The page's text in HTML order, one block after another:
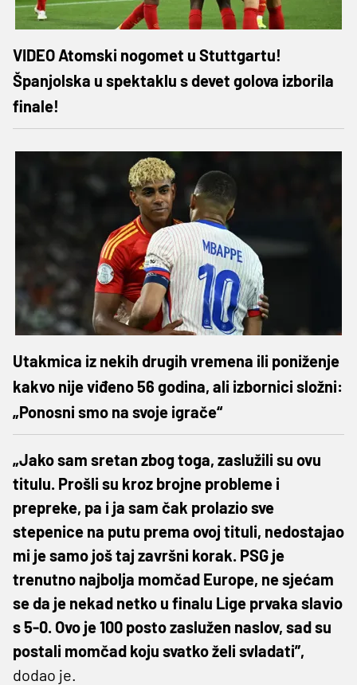
VIDEO Atomski nogomet u Stuttgartu!
Španjolska u spektaklu s devet golova izborila
finale!
Utakmica iz nekih drugih vremena ili poniženje
kakvo nije viđeno 56 godina, ali izbornici složni:
„Ponosni smo na svoje igrače“
„Jako sam sretan zbog toga, zaslužili su ovu
titulu. Prošli su kroz brojne probleme i
prepreke, pa i ja sam čak prolazio sve
stepenice na putu prema ovoj tituli, nedostajao
mi je samo još taj završni korak. PSG je
trenutno najbolja momčad Europe, ne sjećam
se da je nekad netko u finalu Lige prvaka slavio
s 5-0. Ovo je 100 posto zaslužen naslov, sad su
postali momčad koju svatko želi svladati”,
dodao je.